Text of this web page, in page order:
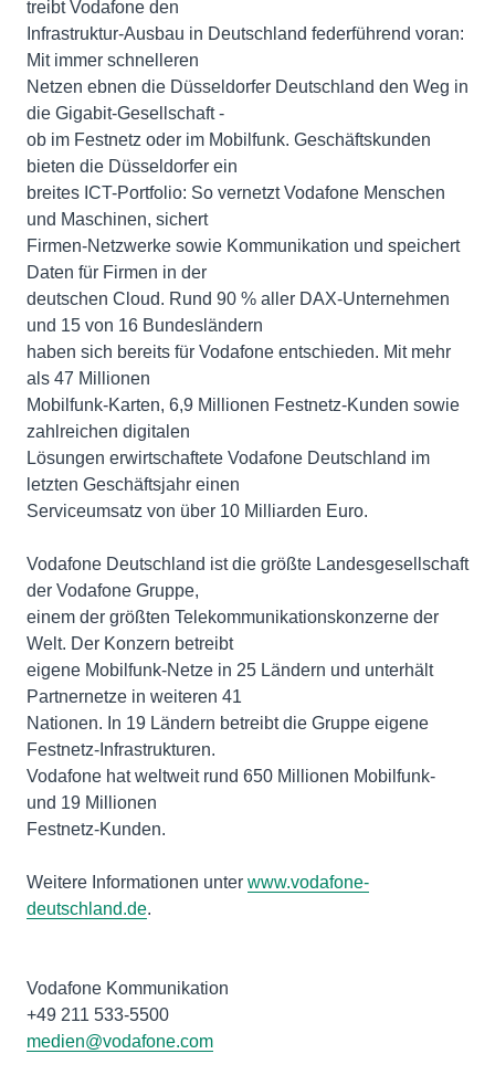
treibt Vodafone den
Infrastruktur-Ausbau in Deutschland federführend voran:
Mit immer schnelleren
Netzen ebnen die Düsseldorfer Deutschland den Weg in
die Gigabit-Gesellschaft -
ob im Festnetz oder im Mobilfunk. Geschäftskunden
bieten die Düsseldorfer ein
breites ICT-Portfolio: So vernetzt Vodafone Menschen
und Maschinen, sichert
Firmen-Netzwerke sowie Kommunikation und speichert
Daten für Firmen in der
deutschen Cloud. Rund 90 % aller DAX-Unternehmen
und 15 von 16 Bundesländern
haben sich bereits für Vodafone entschieden. Mit mehr
als 47 Millionen
Mobilfunk-Karten, 6,9 Millionen Festnetz-Kunden sowie
zahlreichen digitalen
Lösungen erwirtschaftete Vodafone Deutschland im
letzten Geschäftsjahr einen
Serviceumsatz von über 10 Milliarden Euro.
Vodafone Deutschland ist die größte Landesgesellschaft
der Vodafone Gruppe,
einem der größten Telekommunikationskonzerne der
Welt. Der Konzern betreibt
eigene Mobilfunk-Netze in 25 Ländern und unterhält
Partnernetze in weiteren 41
Nationen. In 19 Ländern betreibt die Gruppe eigene
Festnetz-Infrastrukturen.
Vodafone hat weltweit rund 650 Millionen Mobilfunk-
und 19 Millionen
Festnetz-Kunden.
Weitere Informationen unter www.vodafone-
deutschland.de.
Vodafone Kommunikation
medien@vodafone.com